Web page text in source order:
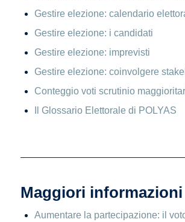
Gestire elezione: calendario
Gestire elezione: i candidati
Gestire elezione: imprevisti
Gestire elezione: coinvolgere
Conteggio voti scrutinio
Il Glossario Elettorale di POLYAS
Maggiori informazioni
Aumentare la partecipazione: il